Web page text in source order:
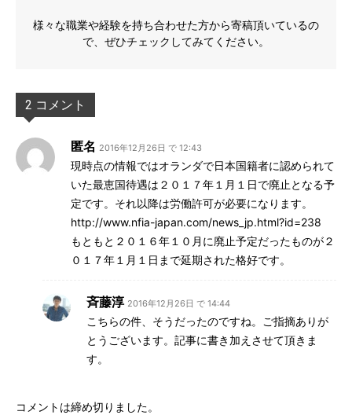
様々な職業や経験を持ち合わせた方から寄稿頂いているの
で、ぜひチェックしてみてください。
2 コメント
匿名 2016年12月26日 で 12:43
現時点の情報ではオランダで日本国籍者に認められて
いた最恵国待遇は２０１７年１月１日で廃止となる予
定です。それ以降は労働許可が必要になります。
http://www.nfia-japan.com/news_jp.html?id=238
もともと２０１６年１０月に廃止予定だったものが２
０１７年１月１日まで延期された格好です。
斉藤淳 2016年12月26日 で 14:44
こちらの件、そうだったのですね。ご指摘ありが
とうございます。記事に書き加えさせて頂きま
す。
コメントは締め切りました。